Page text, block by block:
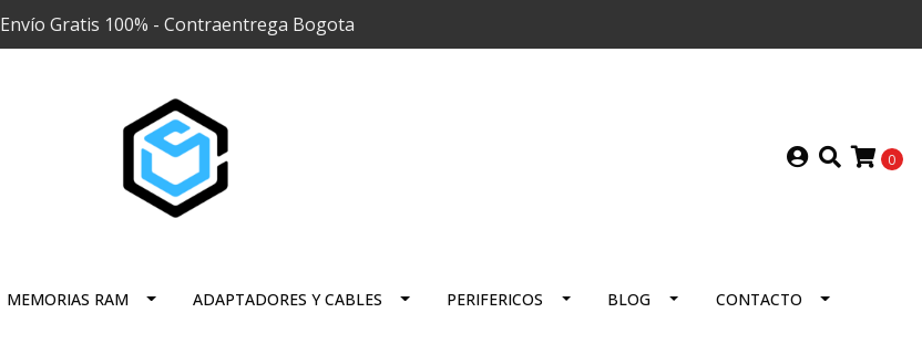
Envío Gratis 100% - Contraentrega Bogota
0
MEMORIAS RAM ADAPTADORES Y CABLES PERIFERICOS BLOG CONTACTO